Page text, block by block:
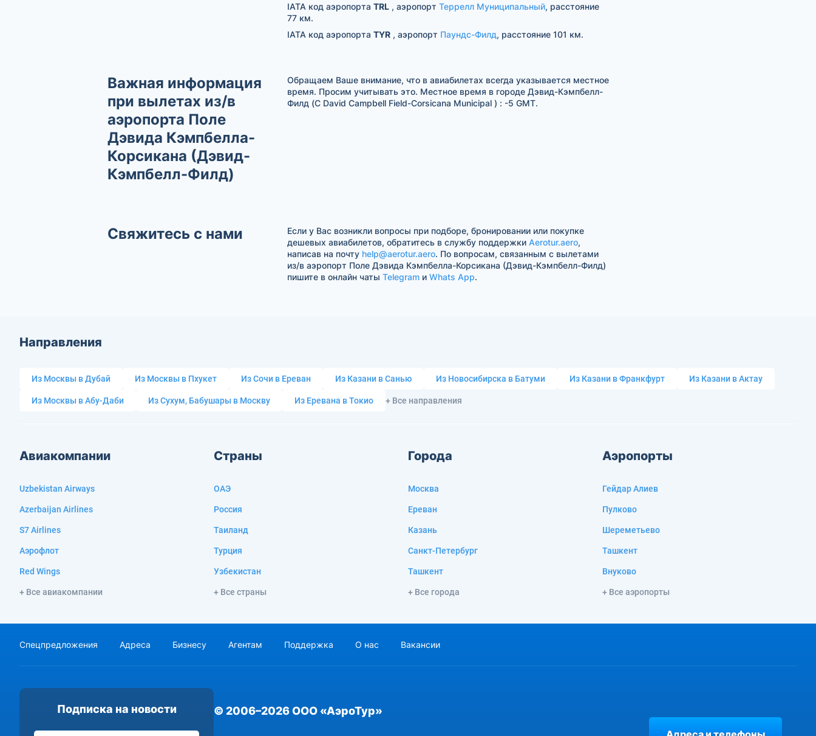
IATA код аэропорта TRL, аэропорт Террелл Муниципальный, расстояние
77 км.
IATA код аэропорта TYR, аэропорт Паундс-Филд, расстояние 101 км.
Важная информация
при вылетах из/в
аэропорта Поле
Дэвида Кэмпбелла-
Корсикана (Дэвид-
Кэмпбелл-Филд)
Обращаем Ваше внимание, что в авиабилетах всегда указывается местное
время. Просим учитывать это. Местное время в городе Дэвид-Кэмпбелл-
Филд (C David Campbell Field-Corsicana Municipal ) : -5 GMT.
Свяжитесь с нами
Если у Вас возникли вопросы при подборе, бронировании или покупке
дешевых авиабилетов, обратитесь в службу поддержки Aerotur.aero,
написав на почту help@aerotur.aero. По вопросам, связанным с вылетами
из/в аэропорт Поле Дэвида Кэмпбелла-Корсикана (Дэвид-Кэмпбелл-Филд)
пишите в онлайн чаты Telegramи Whats App.
Направления
Из Москвы в Дубай Из Москвы в Пхукет Из Сочи в Ереван Из Казани в Санью Из Новосибирска в Батуми Из Казани в Франкфурт Из Казани в Актау
Из Москвы в Абу-Даби Из Сухум, Бабушары в Москву Из Еревана в Токио + Все направления
Авиакомпании
Uzbekistan Airways
Azerbaijan Airlines
S7 Airlines
Аэрофлот
Red Wings
+ Все авиакомпании
Страны
ОАЭ
Россия
Таиланд
Турция
Узбекистан
+ Все страны
Города
Москва
Ереван
Казань
Санкт-Петербург
Ташкент
+ Все города
Аэропорты
Гейдар Алиев
Пулково
Шереметьево
Ташкент
Внуково
+ Все аэропорты
Спецпредложения Адреса Бизнесу Агентам Поддержка О нас Вакансии
Подписка на новости © 2006–2026 ООО «АэроТур»